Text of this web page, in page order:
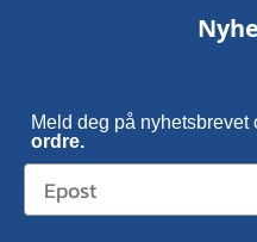
Meld deg på nyhetsbrevet
ordre.